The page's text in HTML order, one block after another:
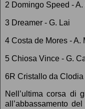
2 Domingo Speed - A.
3 Dreamer - G. Lai
4 Costa de Mores - A.
5 Chiosa Vince - G.
6R Cristallo da Clodia
Nell’ultima corsa di
all’abbassamento